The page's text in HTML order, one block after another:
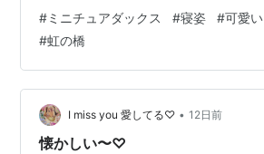
#ミニチュアダックス #寝姿 #可愛い
#虹の橋
I miss you 愛してる♡ • 12日前
懐かしい〜♡